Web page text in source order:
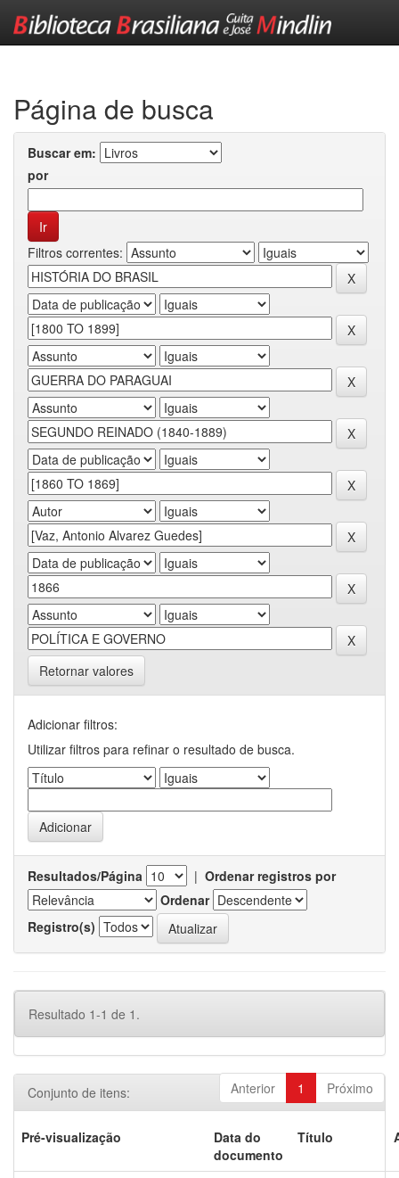
Página de busca
Buscar em:
por
Filtros correntes:
Retornar valores
Adicionar filtros:
Utilizar filtros para refinar o resultado de busca.
Resultados/Página | Ordenar registros por
Ordenar
Registro(s)
Resultado 1-1 de 1.
Anterior 1 Próximo
Conjunto de itens:
Pré-visualização
Data do
documento
Título